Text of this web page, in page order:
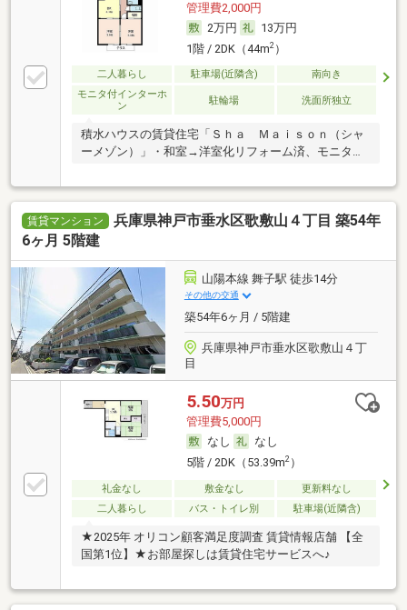
管理費2,000円
2万円
13万円
1階 / 2DK（44m2）
二人暮らし 駐車場(近隣含)
南向き
モニタ付インターホ
ン
駐輪場 洗面所独立
積水ハウスの賃貸住宅「Ｓｈａ Ｍａｉｓｏｎ（シャ
ーメゾン）」・和室→洋室化リフォーム済、モニタ付
賃貸マンション
兵庫県神戸市垂水区歌敷山４丁目 築54年
6ヶ月 5階建
山陽本線 舞子駅 徒歩14分
その他の交通
築54年6ヶ月 / 5階建
兵庫県神戸市垂水区歌敷山４丁
目
5.50万円
管理費5,000円
なし
なし
5階 / 2DK（53.39m2）
礼金なし 敷金なし
更新料なし
二人暮らし
バス・トイレ別 駐車場(近隣含)
★2025年 オリコン顧客満足度調査 賃貸情報店舗 【全
国第1位】★お部屋探しは賃貸住宅サービスへ♪